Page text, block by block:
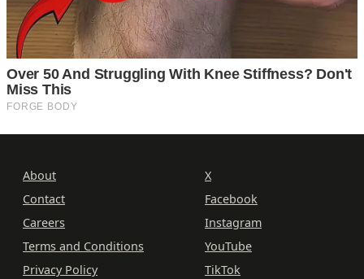
About
Contact
Careers
Terms and Conditions
Privacy Policy
X
Facebook
Instagram
YouTube
TikTok